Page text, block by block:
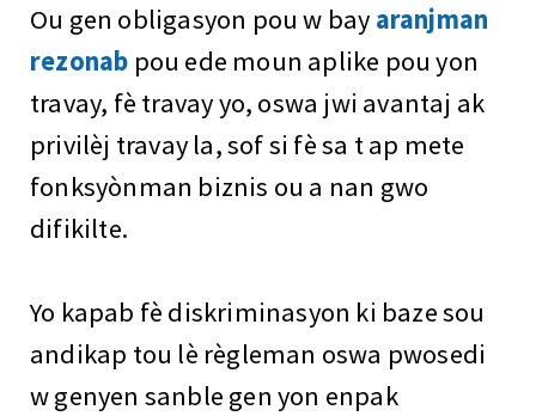
Ou gen obligasyon pou w bay aranjman
rezonab pou ede moun aplike pou yon
travay, fè travay yo, oswa jwi avantaj ak
privilèj travay la, sof si fè sa t ap mete
fonksyònman biznis ou a nan gwo
difikilte.
Yo kapab fè diskriminasyon ki baze sou
andikap tou lè règleman oswa pwosedi
w genyen sanble gen yon enpak